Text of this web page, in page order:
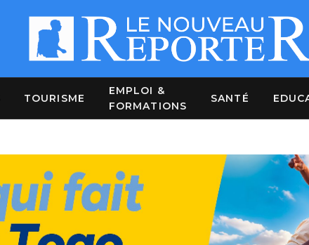
TOURISME
EMPLOI &
FORMATIONS
SANTÉ